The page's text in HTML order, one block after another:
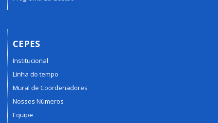
CEPES
Institucional
Linha do tempo
Mural de Coordenadores
Nossos Números
Equipe